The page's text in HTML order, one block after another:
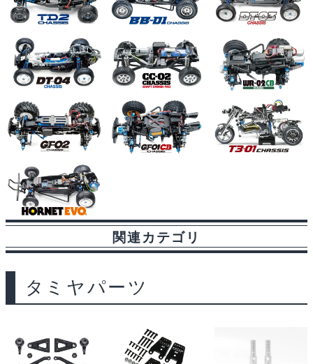
関連カテゴリ
タミヤパーツ